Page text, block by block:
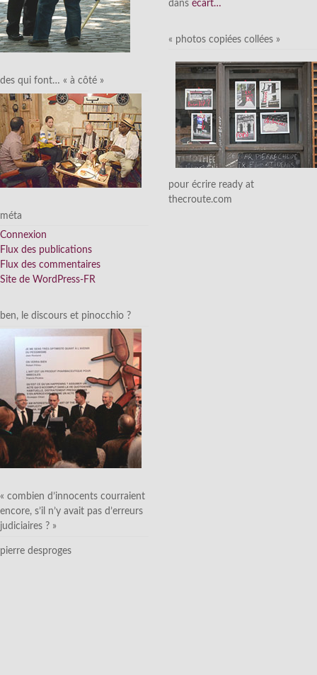
des qui font… « à côté »
méta
Connexion
Flux des publications
Flux des commentaires
Site de WordPress-FR
ben, le discours et pinocchio ?
« combien d’innocents courraient
encore, s’il n’y avait pas d’erreurs
judiciaires ? »
pierre desproges
dans écart…
« photos copiées collées »
pour écrire ready at
thecroute.com